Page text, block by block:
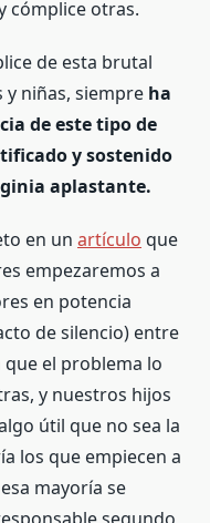
cómplice otras.
de esta brutal
niñas, siempre ha
de este tipo de
y sostenido
aplastante.
en un artículo que
empezaremos a
en potencia
de silencio) entre
el problema lo
y nuestros hijos
útil que no sea la
los que empiecen a
mayoría se